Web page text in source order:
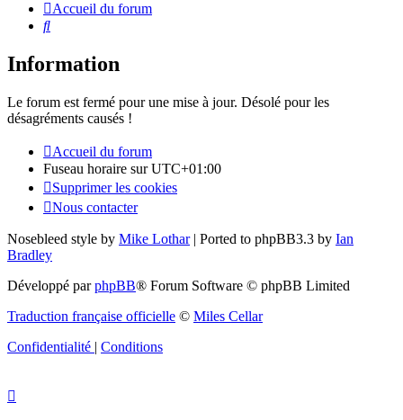
Accueil du forum
Rechercher
Information
Le forum est fermé pour une mise à jour. Désolé pour les
désagréments causés !
Accueil du forum
Fuseau horaire surUTC+01:00
Supprimer les cookies
Nous contacter
Nosebleed style by Mike Lothar| Ported to phpBB3.3 by Ian
Bradley
Développé parphpBB® Forum Software © phpBB Limited
Traduction française officielle © Miles Cellar
Confidentialité | Conditions